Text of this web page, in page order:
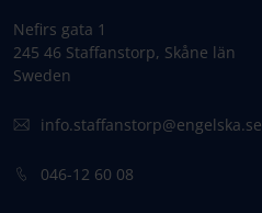
Nefirs gata 1
245 46 Staffanstorp, Skåne län
Sweden
info.staffanstorp@engelska.se
046-12 60 08